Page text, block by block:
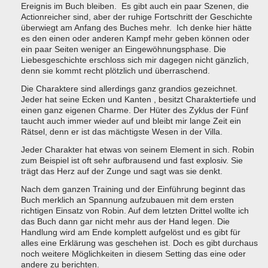
Ereignis im Buch bleiben. Es gibt auch ein paar Szenen, die
Actionreicher sind, aber der ruhige Fortschritt der Geschichte
überwiegt am Anfang des Buches mehr. Ich denke hier hätte
es den einen oder anderen Kampf mehr geben können oder
ein paar Seiten weniger an Eingewöhnungsphase. Die
Liebesgeschichte erschloss sich mir dagegen nicht gänzlich,
denn sie kommt recht plötzlich und überraschend.
Die Charaktere sind allerdings ganz grandios gezeichnet.
Jeder hat seine Ecken und Kanten , besitzt Charaktertiefe und
einen ganz eigenen Charme. Der Hüter des Zyklus der Fünf
taucht auch immer wieder auf und bleibt mir lange Zeit ein
Rätsel, denn er ist das mächtigste Wesen in der Villa.
Jeder Charakter hat etwas von seinem Element in sich. Robin
zum Beispiel ist oft sehr aufbrausend und fast explosiv. Sie
trägt das Herz auf der Zunge und sagt was sie denkt.
Nach dem ganzen Training und der Einführung beginnt das
Buch merklich an Spannung aufzubauen mit dem ersten
richtigen Einsatz von Robin. Auf dem letzten Drittel wollte ich
das Buch dann gar nicht mehr aus der Hand legen. Die
Handlung wird am Ende komplett aufgelöst und es gibt für
alles eine Erklärung was geschehen ist. Doch es gibt durchaus
noch weitere Möglichkeiten in diesem Setting das eine oder
andere zu berichten.